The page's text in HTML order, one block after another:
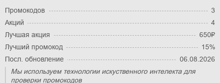
Промокодов
3
Акций
4
Лучшая акция
650₽
Лучший промокод
15%
Посл. обновление
06.08.2026
Мы используем технологии искуственного интелекта для
проверки промокодов